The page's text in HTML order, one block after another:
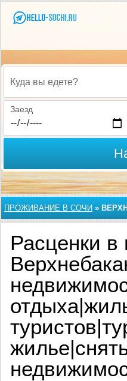
Куда вы едете?
Заезд
ПРОЖИВАНИЕ В CОЧИ »
Расценки в